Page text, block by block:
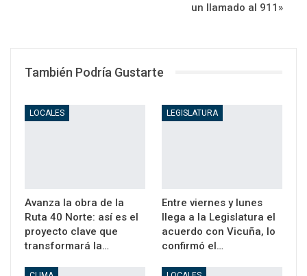
un llamado al 911»
También Podría Gustarte
LOCALES
Avanza la obra de la
Ruta 40 Norte: así es el
proyecto clave que
transformará la…
LEGISLATURA
Entre viernes y lunes
llega a la Legislatura el
acuerdo con Vicuña, lo
confirmó el…